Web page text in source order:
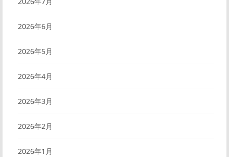
2026年6月
2026年5月
2026年4月
2026年3月
2026年2月
2026年1月